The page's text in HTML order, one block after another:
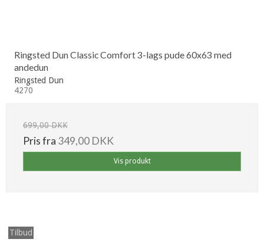
Ringsted Dun Classic Comfort 3-lags pude 60x63 med
andedun
Ringsted Dun
4270
699,00 DKK
Pris fra 349,00 DKK
Vis produkt
Tilbud